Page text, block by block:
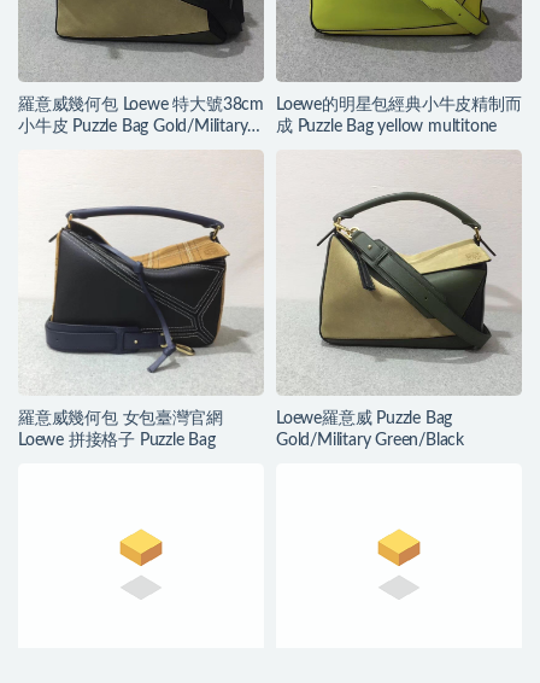
羅意威幾何包 Loewe 特大號38cm
小牛皮 Puzzle Bag Gold/Military
Loewe的明星包經典小牛皮精制而
成 Puzzle Bag yellow multitone
羅意威幾何包 女包臺灣官網
Loewe 拼接格子 Puzzle Bag
Loewe羅意威 Puzzle Bag
Gold/Military Green/Black